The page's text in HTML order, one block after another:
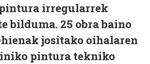
irregularrek
bilduma. 25 obra baino
jositako oihalaren
pintura tekniko